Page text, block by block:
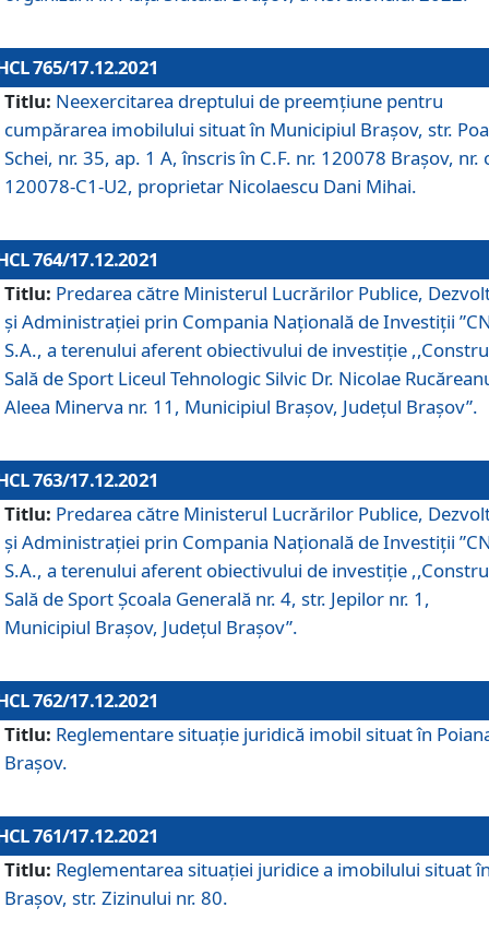
765/17.12.2021
Titlu: Neexercitarea dreptului de preemţiune pentru
cumpărarea imobilului situat în Municipiul Braşov, str.
Schei, nr. 35, ap. 1 A, înscris în C.F. nr. 120078 Brașov, nr.
120078-C1-U2, proprietar Nicolaescu Dani Mihai.
764/17.12.2021
Titlu: Predarea către Ministerul Lucrărilor Publice,
și Administrației prin Compania Naţională de Investiţii
S.A., a terenului aferent obiectivului de investiţie
Sală de Sport Liceul Tehnologic Silvic Dr. Nicolae
Aleea Minerva nr. 11, Municipiul Brașov, Județul Brașov”.
763/17.12.2021
Titlu: Predarea către Ministerul Lucrărilor Publice,
și Administrației prin Compania Naţională de Investiţii
S.A., a terenului aferent obiectivului de investiție
Sală de Sport Școala Generală nr. 4, str. Jepilor nr. 1,
Municipiul Brașov, Județul Brașov”.
762/17.12.2021
Titlu: Reglementare situație juridică imobil situat în
Brașov.
761/17.12.2021
Titlu: Reglementarea situației juridice a imobilului situat
Brașov, str. Zizinului nr. 80.